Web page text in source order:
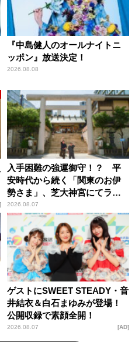
『中島健人のオールナイトニ
ッポン』放送決定！
2026.08.08
入手困難の強運御守！？ 平
安時代から続く「関東のお伊
勢さま」、芝大神宮にてラン
パンプスが合格祈願！
2026.08.07
ゲストにSWEET STEADY・音
井結衣＆白石まゆみが登場！
公開収録で素顔全開！
2026.08.07 AD